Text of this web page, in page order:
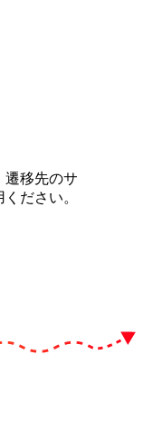
移先のサ
ださい。